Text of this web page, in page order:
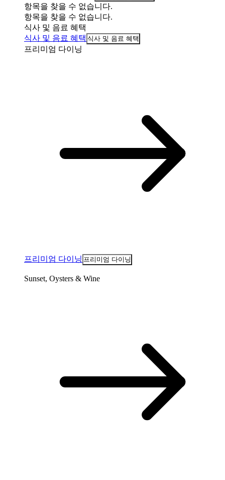
항목을 찾을 수 없습니다.
항목을 찾을 수 없습니다.
식사 및 음료 혜택
식사 및 음료 혜택 식사 및 음료 혜택
프리미엄 다이닝
프리미엄 다이닝 프리미엄 다이닝
Sunset, Oysters & Wine